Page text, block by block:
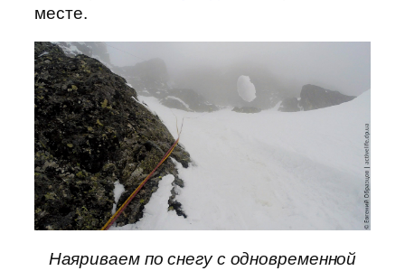
месте.
Наяриваем по снегу с одновременной